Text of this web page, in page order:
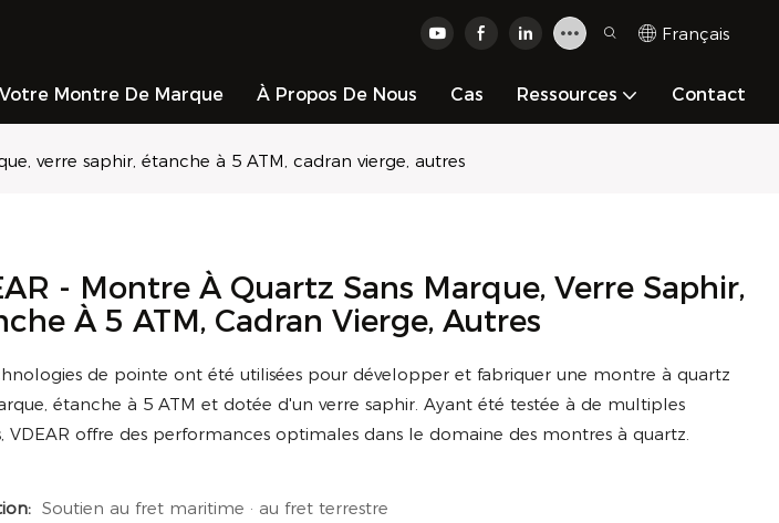
Français
Montre De Marque À Propos De Nous Cas Ressources Contact
verre saphir, étanche à 5 ATM, cadran vierge, autres
- Montre À Quartz Sans Marque, Verre Saphir,
À 5 ATM, Cadran Vierge, Autres
de pointe ont été utilisées pour développer et fabriquer une montre à quartz
étanche à 5 ATM et dotée d'un verre saphir. Ayant été testée à de multiples
VDEAR offre des performances optimales dans le domaine des montres à quartz.
Soutien au fret maritime · au fret terrestre